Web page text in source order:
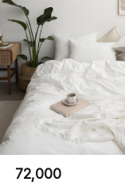
72,000